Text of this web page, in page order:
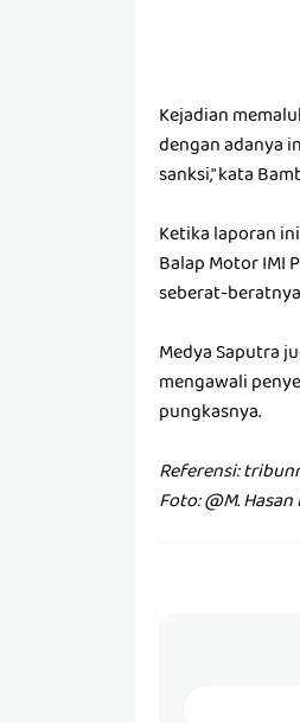
Kejadian
dengan adanya
sanksi," kata
Ketika laporan
Balap Motor IMI
seberat-
Medya Saputra
mengawali
pungkasnya.
Referensi:
Foto: @M.